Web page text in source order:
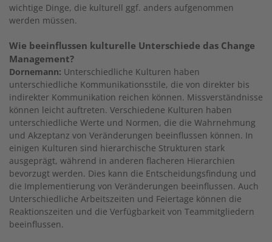
wichtige Dinge, die kulturell ggf. anders aufgenommen
werden müssen.
Wie beeinflussen kulturelle Unterschiede das Change
Management?
Dornemann: Unterschiedliche Kulturen haben
unterschiedliche Kommunikationsstile, die von direkter bis
indirekter Kommunikation reichen können. Missverständnisse
können leicht auftreten. Verschiedene Kulturen haben
unterschiedliche Werte und Normen, die die Wahrnehmung
und Akzeptanz von Veränderungen beeinflussen können. In
einigen Kulturen sind hierarchische Strukturen stark
ausgeprägt, während in anderen flacheren Hierarchien
bevorzugt werden. Dies kann die Entscheidungsfindung und
die Implementierung von Veränderungen beeinflussen. Auch
Unterschiedliche Arbeitszeiten und Feiertage können die
Reaktionszeiten und die Verfügbarkeit von Teammitgliedern
beeinflussen.